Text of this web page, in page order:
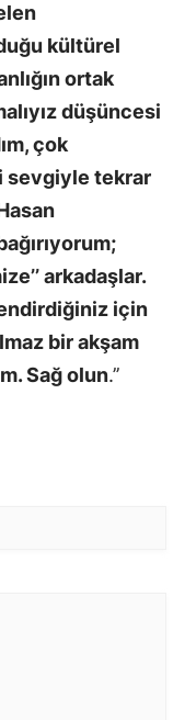
kültürel
ortak
düşüncesi
çok
sevgiyle tekrar
arkadaşlar.
için
bir akşam
Sağ olun.’’